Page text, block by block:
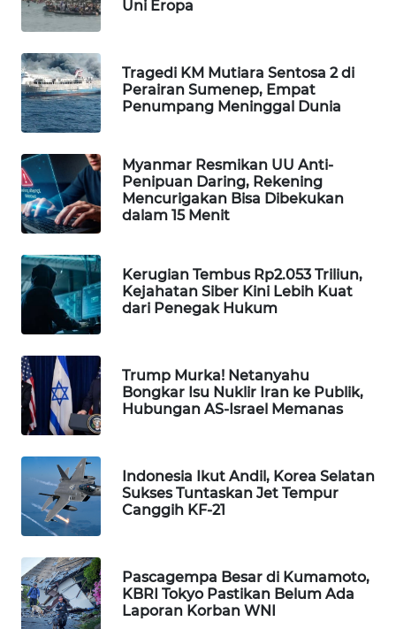
Uni Eropa
Tragedi KM Mutiara Sentosa 2 di
Perairan Sumenep, Empat
Penumpang Meninggal Dunia
Myanmar Resmikan UU Anti-
Penipuan Daring, Rekening
Mencurigakan Bisa Dibekukan
dalam 15 Menit
Kerugian Tembus Rp2.053 Triliun,
Kejahatan Siber Kini Lebih Kuat
dari Penegak Hukum
Trump Murka! Netanyahu
Bongkar Isu Nuklir Iran ke Publik,
Hubungan AS-Israel Memanas
Indonesia Ikut Andil, Korea Selatan
Sukses Tuntaskan Jet Tempur
Canggih KF-21
Pascagempa Besar di Kumamoto,
KBRI Tokyo Pastikan Belum Ada
Laporan Korban WNI
MAWAKA
MARTABAT
NET
PLN
WATCH
MKLI
LPKKI
LKKI
KOPEKLIN
PORTAL
KONSUMEN
FORWAMKI
ALPERKLINAS
FORJASIDA
TAMBANG